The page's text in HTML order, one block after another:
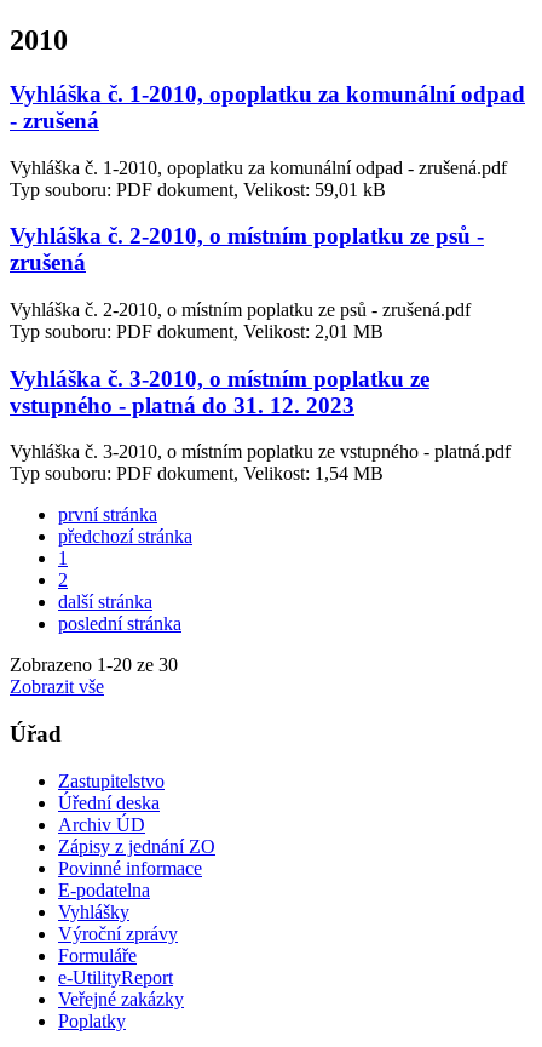
2010
Vyhláška č. 1-2010, opoplatku za komunální odpad
- zrušená
Vyhláška č. 1-2010, opoplatku za komunální odpad - zrušená.pdf
Typ souboru: PDF dokument, Velikost: 59,01 kB
Vyhláška č. 2-2010, o místním poplatku ze psů -
zrušená
Vyhláška č. 2-2010, o místním poplatku ze psů - zrušená.pdf
Typ souboru: PDF dokument, Velikost: 2,01 MB
Vyhláška č. 3-2010, o místním poplatku ze
vstupného - platná do 31. 12. 2023
Vyhláška č. 3-2010, o místním poplatku ze vstupného - platná.pdf
Typ souboru: PDF dokument, Velikost: 1,54 MB
první stránka
předchozí stránka
1
2
další stránka
poslední stránka
Zobrazeno 1-20 ze 30
Zobrazit vše
Úřad
Zastupitelstvo
Úřední deska
Archiv ÚD
Zápisy z jednání ZO
Povinné informace
E-podatelna
Vyhlášky
Výroční zprávy
Formuláře
e-UtilityReport
Veřejné zakázky
Poplatky